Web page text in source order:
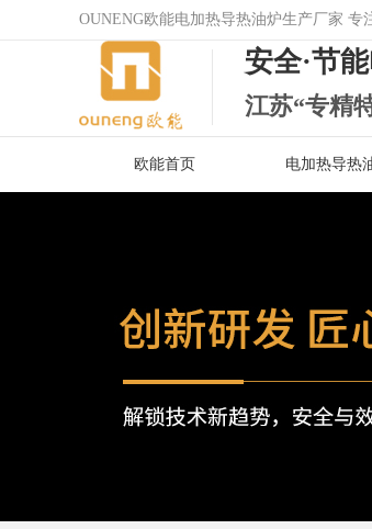
OUNENG欧能电加热导热油炉生产厂家 专
安全·节
江苏“专精
欧能首页 电加热导热